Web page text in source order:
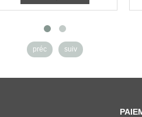
préc suiv